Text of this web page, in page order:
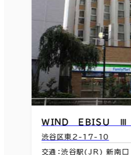
ＷＩＮＤ ＥＢＩＳＵ Ⅲ
渋谷区東2-17-10
交通：渋谷駅(JR) 新南